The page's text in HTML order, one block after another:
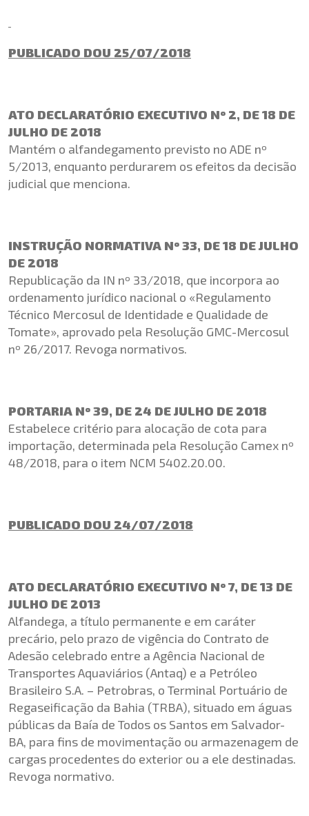
PUBLICADO DOU 25/07/2018
ATO DECLARATÓRIO EXECUTIVO Nº 2, DE 18 DE
JULHO DE 2018
Mantém o alfandegamento previsto no ADE nº
5/2013, enquanto perdurarem os efeitos da decisão
judicial que menciona.
INSTRUÇÃO NORMATIVA Nº 33, DE 18 DE JULHO
DE 2018
Republicação da IN nº 33/2018, que incorpora ao
ordenamento jurídico nacional o «Regulamento
Técnico Mercosul de Identidade e Qualidade de
Tomate», aprovado pela Resolução GMC-Mercosul
nº 26/2017. Revoga normativos.
PORTARIA Nº 39, DE 24 DE JULHO DE 2018
Estabelece critério para alocação de cota para
importação, determinada pela Resolução Camex nº
48/2018, para o item NCM 5402.20.00.
PUBLICADO DOU 24/07/2018
ATO DECLARATÓRIO EXECUTIVO Nº 7, DE 13 DE
JULHO DE 2013
Alfandega, a título permanente e em caráter
precário, pelo prazo de vigência do Contrato de
Adesão celebrado entre a Agência Nacional de
Transportes Aquaviários (Antaq) e a Petróleo
Brasileiro S.A. – Petrobras, o Terminal Portuário de
Regaseificação da Bahia (TRBA), situado em águas
públicas da Baía de Todos os Santos em Salvador-
BA, para fins de movimentação ou armazenagem de
cargas procedentes do exterior ou a ele destinadas.
Revoga normativo.